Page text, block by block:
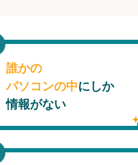
誰かの
パソコンの中にしか
情報がない